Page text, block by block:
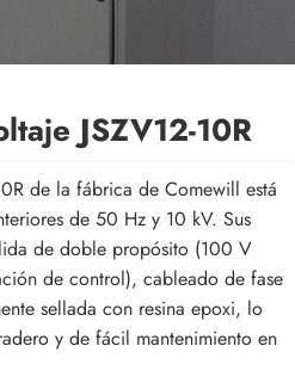
JSZV12-10R
de la fábrica de Comewill está
de 50 Hz y 10 kV. Sus
de doble propósito (100 V
de control), cableado de fase
sellada con resina epoxi, lo
y de fácil mantenimiento en